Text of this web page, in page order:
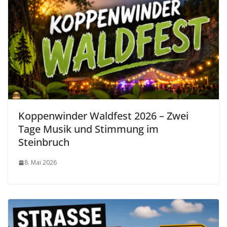
Koppenwinder Waldfest 2026 – Zwei
Tage Musik und Stimmung im
Steinbruch
8. Mai 2026